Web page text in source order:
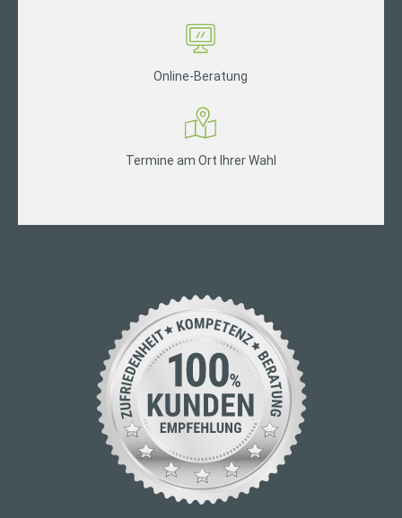
Online-Beratung
Termine am Ort Ihrer Wahl